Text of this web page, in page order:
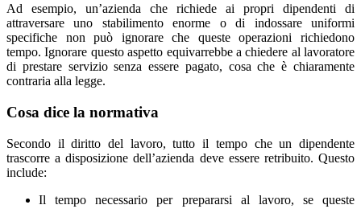
Ad esempio, un’azienda che richiede ai propri dipendenti di
attraversare uno stabilimento enorme o di indossare uniformi
specifiche non può ignorare che queste operazioni richiedono
tempo. Ignorare questo aspetto equivarrebbe a chiedere al lavoratore
di prestare servizio senza essere pagato, cosa che è chiaramente
contraria alla legge.
Cosa dice la normativa
Secondo il diritto del lavoro, tutto il tempo che un dipendente
trascorre a disposizione dell’azienda deve essere retribuito. Questo
include:
Il tempo necessario per prepararsi al lavoro, se queste